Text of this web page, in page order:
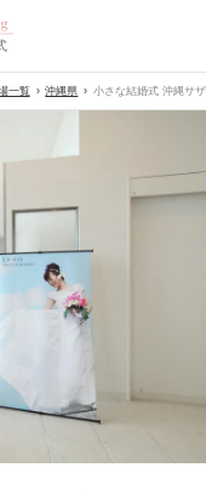
一覧 沖縄県 小さな結婚式 沖縄サ